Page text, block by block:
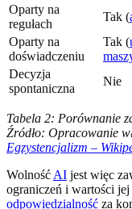
Oparty na
regułach
Tak (
Oparty na
doświadczeniu
Tak (
Decyzja
spontaniczna
Nie
Tabela 2: Porównanie
Źródło: Opracowanie
Egzystencjalizm –
Wolność AI jest więc
ograniczeń i wartości
odpowiedzialność za